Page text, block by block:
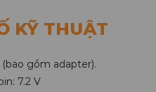
KỸ THUẬT
gồm adapter).
7.2 V